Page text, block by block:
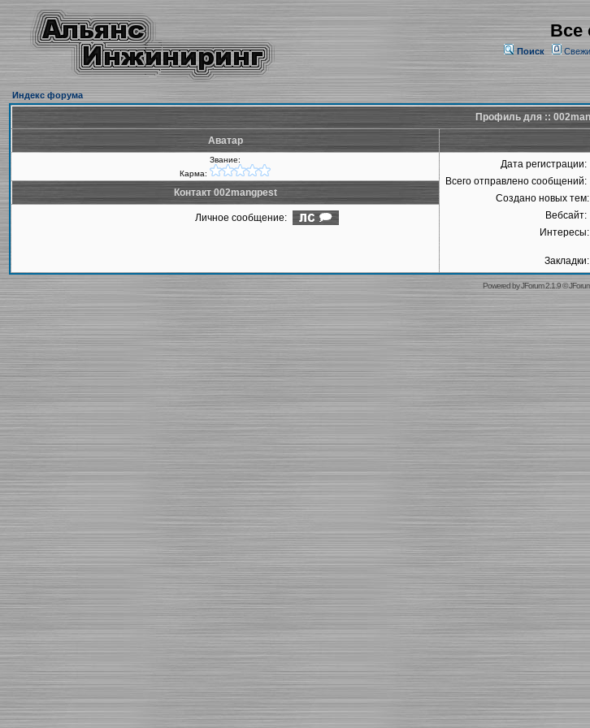
Все
Поиск
Индекс форума
Профиль для ::
Аватар
Звание:
Карма:
Дата регистрации:
Всего отправлено сообщений:
Создано новых тем:
Вебсайт:
Интересы:
Закладки:
Контакт 002mangpest
Личное сообщение:
Powered byJForum 2.1.9©